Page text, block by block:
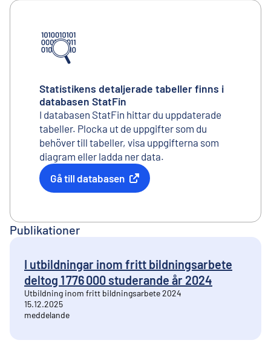
Statistikens detaljerade tabeller finns i
databasen StatFin
I databasen StatFin hittar du uppdaterade
tabeller. Plocka ut de uppgifter som du
behöver till tabeller, visa uppgifterna som
diagram eller ladda ner data.
Gå till databasen
Extern länk
Publikationer
I utbildningar inom fritt bildningsarbete
deltog 1 776 000 studerande år 2024
Utbildning inom fritt bildningsarbete 2024
15.12.2025
meddelande